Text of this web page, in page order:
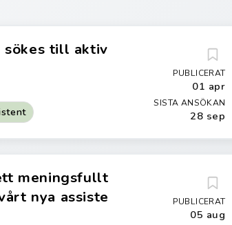
sökes till aktiv
PUBLICERAT
01 apr
SISTA ANSÖKAN
28 sep
meningsfullt
nya assiste
PUBLICERAT
05 aug